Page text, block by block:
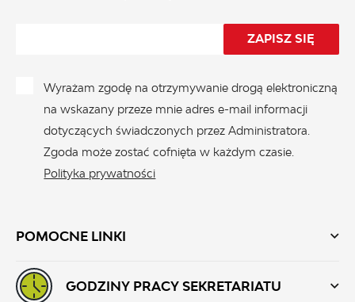
POMOCNE LINKI
Wyrażam zgodę na otrzymywanie drogą elektroniczną
na wskazany przeze mnie adres e-mail informacji
dotyczących świadczonych przez Administratora.
Zgoda może zostać cofnięta w każdym czasie.
Polityka prywatności
GODZINY PRACY SEKRETARIATU